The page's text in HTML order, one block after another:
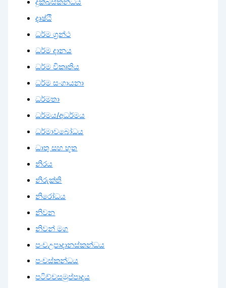
දුක්ඛස්කන්ධය
දෘෂ්ඨි
ධර්ම ග්‍රන්ථ
ධර්ම දානය
ධර්ම විකෘතිය
ධර්ම සංගායනා
ධර්මතා
ධර්මය/අධර්මය
ධර්මාවබෝධය
ධාතු සහ භූත
නිරය
නිරුක්ති
නිරෝධය
නිවන
නිවන් මග
පංචඋපාදානස්කන්ධය
පංචස්කන්ධය
පටිච්චසමුප්පාදය